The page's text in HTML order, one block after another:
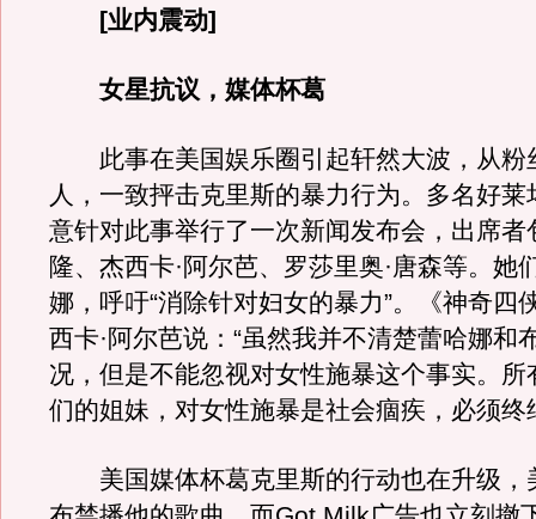
[业内震动]
女星抗议，媒体杯葛
此事在美国娱乐圈引起轩然大波，从粉
人，一致抨击克里斯的暴力行为。多名好莱
意针对此事举行了一次新闻发布会，出席者
隆、杰西卡·阿尔芭、罗莎里奥·唐森等。她
娜，呼吁“消除针对妇女的暴力”。《神奇四
西卡·阿尔芭说：“虽然我并不清楚蕾哈娜和
况，但是不能忽视对女性施暴这个事实。所
们的姐妹，对女性施暴是社会痼疾，必须终
美国媒体杯葛克里斯的行动也在升级，